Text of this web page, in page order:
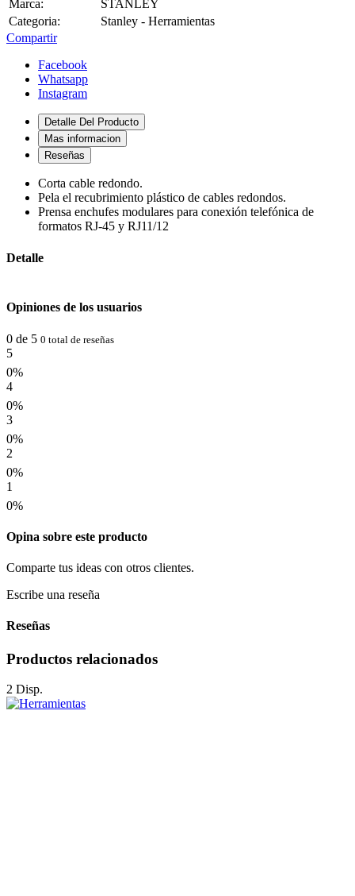
Marca:
STANLEY
Categoria:
Stanley - Herramientas
Compartir
Facebook
Whatsapp
Instagram
Detalle Del Producto
Mas informacion
Reseñas
Corta cable redondo.
Pela el recubrimiento plástico de cables redondos.
Prensa enchufes modulares para conexión telefónica de
formatos RJ-45 y RJ11/12
Detalle
Opiniones de los usuarios
0 de 5 0 total de reseñas
5
0%
4
0%
3
0%
2
0%
1
0%
Opina sobre este producto
Comparte tus ideas con otros clientes.
Escribe una reseña
Reseñas
Productos relacionados
2 Disp.